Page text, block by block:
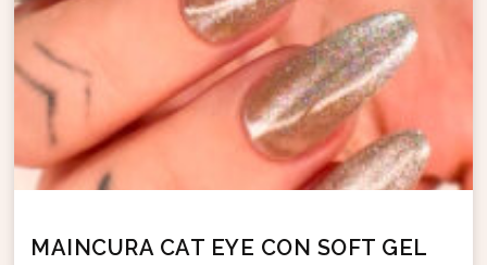
MAINCURA CAT EYE CON SOFT GEL